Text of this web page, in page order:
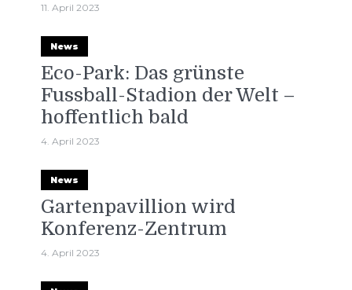
11. April 2023
News
Eco-Park: Das grünste
Fussball-Stadion der Welt –
hoffentlich bald
4. April 2023
News
Gartenpavillion wird
Konferenz-Zentrum
4. April 2023